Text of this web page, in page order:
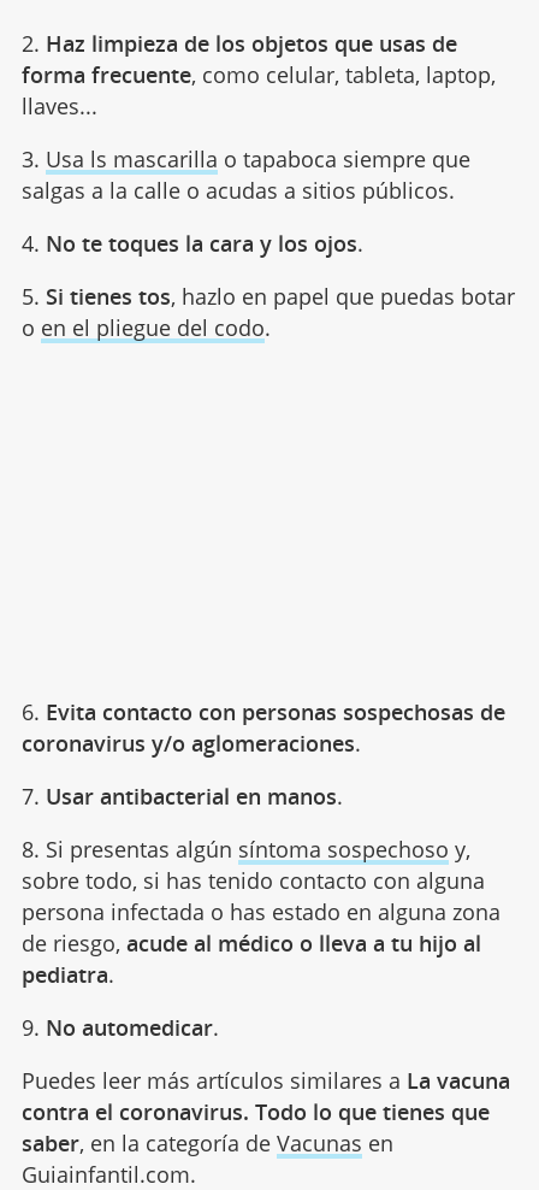
2. Haz limpieza de los objetos que usas de
forma frecuente, como celular, tableta, laptop,
llaves...
3. Usa ls mascarilla o tapaboca siempre que
salgas a la calle o acudas a sitios públicos.
4. No te toques la cara y los ojos.
5. Si tienes tos, hazlo en papel que puedas botar
o en el pliegue del codo.
6. Evita contacto con personas sospechosas de
coronavirus y/o aglomeraciones.
7. Usar antibacterial en manos.
8. Si presentas algún síntoma sospechoso y,
sobre todo, si has tenido contacto con alguna
persona infectada o has estado en alguna zona
de riesgo, acude al médico o lleva a tu hijo al
pediatra.
9. No automedicar.
Puedes leer más artículos similares a La vacuna
contra el coronavirus. Todo lo que tienes que
saber, en la categoría de Vacunas en
Guiainfantil.com.